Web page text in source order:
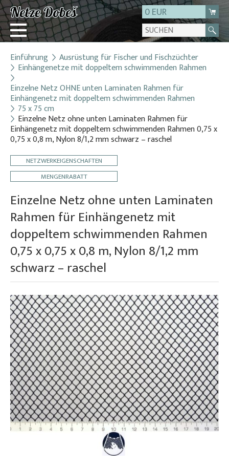
0 EUR
Login
Registrierung
Über uns
Kontakt
Einführung Ausrüstung für Fischer und Fischzüchter
Einhängenetze mit doppeltem schwimmenden Rahmen
Einzelne Netz OHNE unten Laminaten Rahmen für
Einhängenetz mit doppeltem schwimmenden Rahmen
75 x 75 cm
Einzelne Netz ohne unten Laminaten Rahmen für
Einhängenetz mit doppeltem schwimmenden Rahmen 0,75 x
0,75 x 0,8 m, Nylon 8/1,2 mm schwarz – raschel
NETZWERKEIGENSCHAFTEN
MENGENRABATT
Einzelne Netz ohne unten Laminaten
Rahmen für Einhängenetz mit
doppeltem schwimmenden Rahmen
0,75 x 0,75 x 0,8 m, Nylon 8/1,2 mm
schwarz – raschel